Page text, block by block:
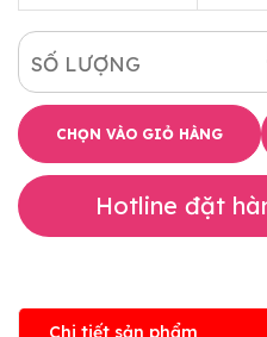
SỐ LƯỢNG
CHỌN VÀO GIỎ HÀNG
Hotline đặt
Chi tiết sản phẩm